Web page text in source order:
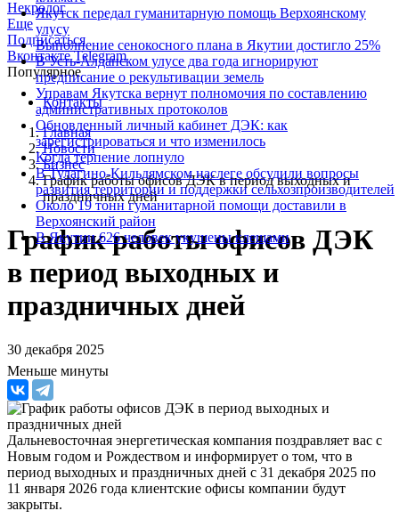
Некролог
Еще
Подписаться
ВконтактеTelegram
Популярное
Якутск передал гуманитарную помощь Верхоянскому
улусу
Выполнение сенокосного плана в Якутии достигло 25%
В Усть-Алданском улусе два года игнорируют
предписание о рекультивации земель
Управам Якутска вернут полномочия по составлению
административных протоколов
Обновленный личный кабинет ДЭК: как
зарегистрироваться и что изменилось
Когда терпение лопнуло
В Тулагино-Кильдямском наслеге обсудили вопросы
развития территории и поддержки сельхозпроизводителей
Около 19 тонн гуманитарной помощи доставили в
Верхоянский район
В Якутии 626 человек укушены клещами
Контакты
Главная
Новости
Бизнес
График работы офисов ДЭК в период выходных и
праздничных дней
График работы офисов ДЭК
в период выходных и
праздничных дней
30 декабря 2025
Меньше минуты
Дальневосточная энергетическая компания поздравляет вас с
Новым годом и Рождеством и информирует о том, что в
период выходных и праздничных дней с 31 декабря 2025 по
11 января 2026 года клиентские офисы компании будут
закрыты.